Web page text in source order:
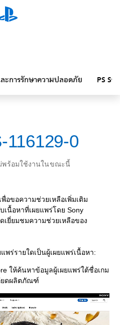
ะการรักษาความปลอดภัย PS
0
พร้อมใช้งานในขณะนี้
อขอความช่วยเหลือเพิ่มเติม
นื้อหาที่เผยแพร่โดย Sony
เยี่ยมชมความช่วยเหลือของ
พร่รายใดเป็นผู้เผยแพร่เนื้อหา:
ให้ค้นหาข้อมูลผู้เผยแพร่ใต้ชื่อเกม
ยดผลิตภัณฑ์